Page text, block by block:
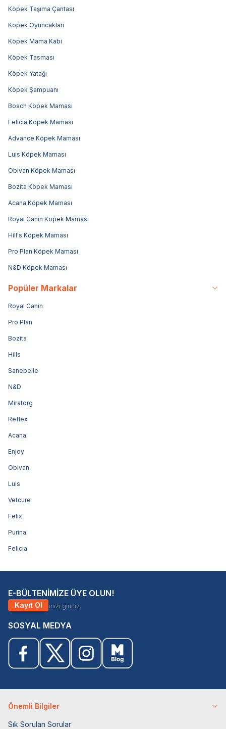
Köpek Taşıma Çantası
Köpek Oyuncakları
Köpek Mama Kabı
Köpek Tasması
Köpek Yatağı
Köpek Şampuanı
Bosch Köpek Maması
Felicia Köpek Maması
Advance Köpek Maması
Luis Köpek Maması
Obivan Köpek Maması
Bozita Köpek Maması
Acana Köpek Maması
Royal Canin Köpek Maması
Hill's Köpek Maması
Pro Plan Köpek Maması
N&D Köpek Maması
Popüler Markalar
Royal Canin
Pro Plan
Bozita
Hills
Sanebelle
N&D
Miratorg
Reflex
Acana
Enjoy
Obivan
Luis
Vetcure
Felix
Purina
Felicia
E-BÜLTENİMİZE ÜYE OLUN!
Kayıt Ol
SOSYAL MEDYA
Önemli Bilgiler
Sık Sorulan Sorular